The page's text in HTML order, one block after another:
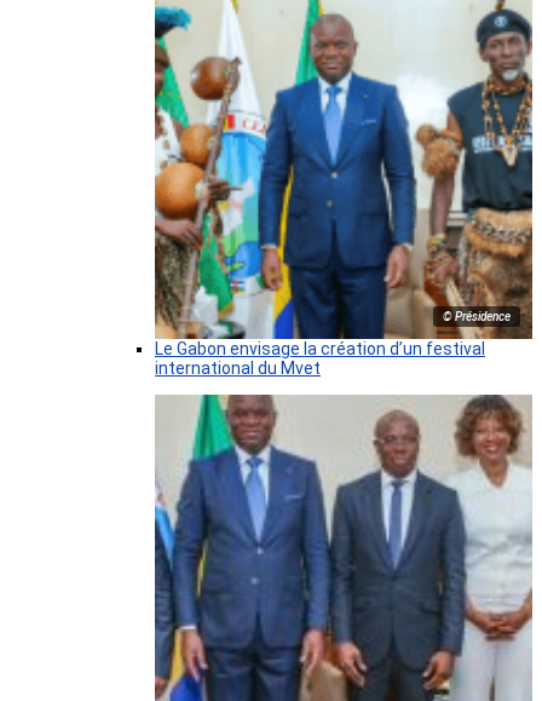
© Présidence
Le Gabon envisage la création d’un festival
international du Mvet